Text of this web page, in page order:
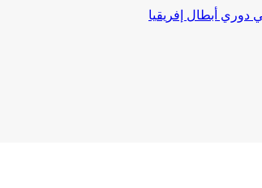
أبطال إفريقيا